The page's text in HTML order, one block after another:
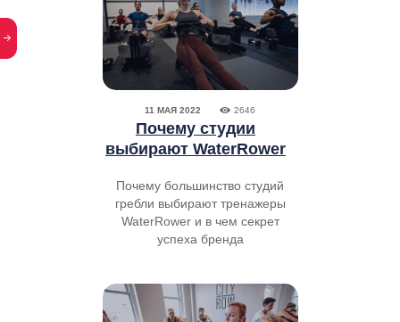
11 МАЯ 2022 2646
Почему студии
выбирают WaterRower
Почему большинство студий
гребли выбирают тренажеры
WaterRower и в чем секрет
успеха бренда